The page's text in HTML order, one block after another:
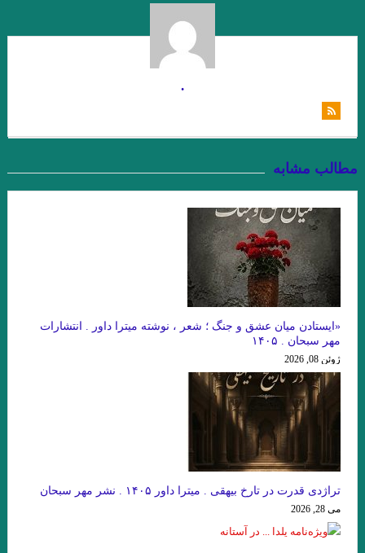
. او و من . ناتالیا گینزبورگ .ترجمه محسن ابراهیم
وآن اتفاق رقم می‌خورد. ماهرو خوشکام
«کرونا» ویروس ۲۲ .شمس آقاجانی پریا . حسین آتش پرور
چشم بندها . زیگفرید لنتس .برگردان : پويا ميرچي . انتشارات نگارنده
هستي
امیر ارسلان به عنوان “رمانس”. فصل چهاردم . جواد اسحاقیان
زخمی که زنی بر ما مردانه و محکم زن.سنایی
منزل آسایش من محو در خود گشتن است. صائب تبریزی
نقش روی دیوار .ویرجینیا وولف
زیور به خود مبند که زیبا ببینمت… مفتون امینی
از ملک جمشید نقیب الممالک تا امیر ارسلان نقیب الممالک با رویکرد
جوزف کمبل. فصل هشت . جواد اسحاقیان
.
مطالب مشابه
«ایستادن میان عشق و جنگ ؛ شعر ، نوشته میترا داور . انتشارات
مهر سبحان . ۱۴۰۵
ژوئن 08, 2026
تراژدی قدرت در تارخ بیهقی . میترا داور ۱۴۰۵ . نشر مهر سبحان
می 28, 2026